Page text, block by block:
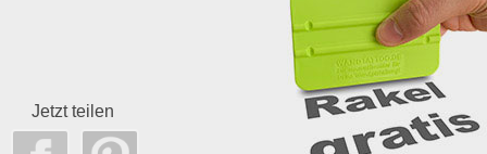
Jetzt teilen